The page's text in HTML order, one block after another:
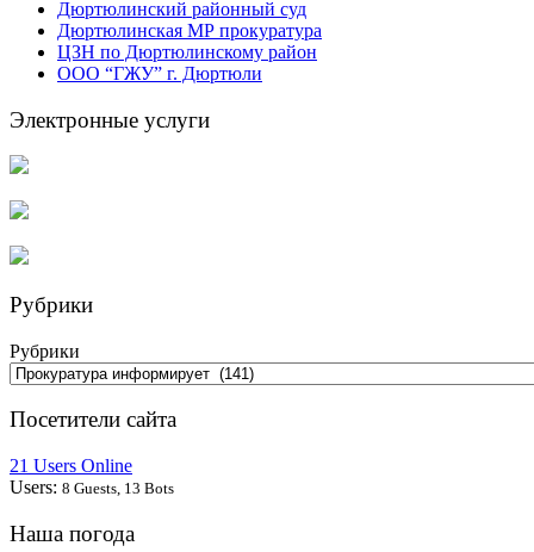
Дюртюлинский районный суд
Дюртюлинская МР прокуратура
ЦЗН по Дюртюлинскому район
ООО “ГЖУ” г. Дюртюли
Электронные услуги
Рубрики
Рубрики
Посетители сайта
21 Users Online
Users: 8 Guests, 13 Bots
Наша погода